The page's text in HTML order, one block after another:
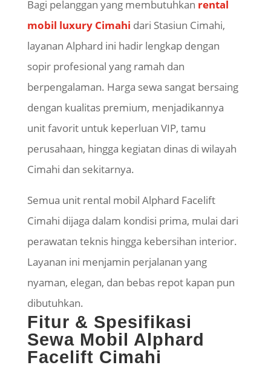
Bagi pelanggan yang membutuhkan rental
mobil luxury Cimahi dari Stasiun Cimahi,
layanan Alphard ini hadir lengkap dengan
sopir profesional yang ramah dan
berpengalaman. Harga sewa sangat bersaing
dengan kualitas premium, menjadikannya
unit favorit untuk keperluan VIP, tamu
perusahaan, hingga kegiatan dinas di wilayah
Cimahi dan sekitarnya.
Semua unit rental mobil Alphard Facelift
Cimahi dijaga dalam kondisi prima, mulai dari
perawatan teknis hingga kebersihan interior.
Layanan ini menjamin perjalanan yang
nyaman, elegan, dan bebas repot kapan pun
dibutuhkan.
Fitur & Spesifikasi
Sewa Mobil Alphard
Facelift Cimahi